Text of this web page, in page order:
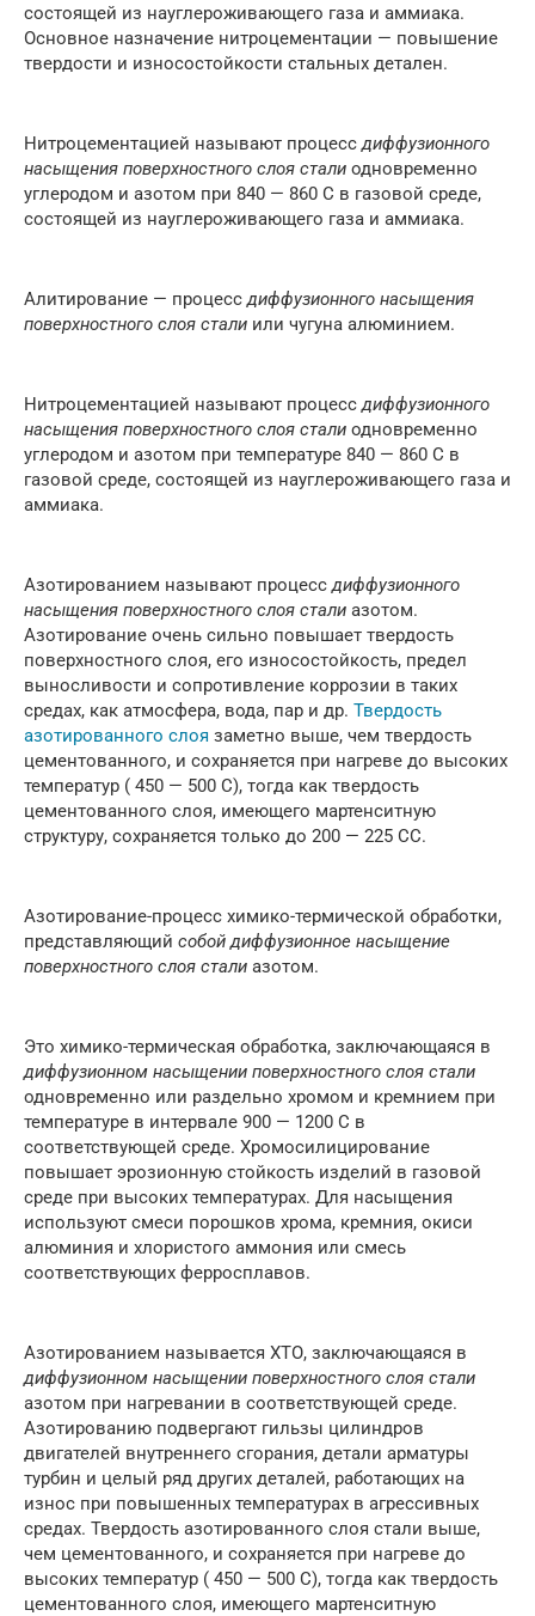
состоящей из науглероживающего газа и аммиака.
Основное назначение нитроцементации — повышение
твердости и износостойкости стальных детален.
Нитроцементацией называют процессдиффузионного
насыщения поверхностного слоя стали одновременно
углеродом и азотом при 840 — 860 С в газовой среде,
состоящей из науглероживающего газа и аммиака.
Алитирование — процессдиффузионного насыщения
поверхностного слоя стали или чугуна алюминием.
Нитроцементацией называют процессдиффузионного
насыщения поверхностного слоя стали одновременно
углеродом и азотом при температуре 840 — 860 С в
газовой среде, состоящей из науглероживающего газа и
аммиака.
Азотированием называют процессдиффузионного
насыщения поверхностного слоя стали азотом.
Азотирование очень сильно повышает твердость
поверхностного слоя, его износостойкость, предел
выносливости и сопротивление коррозии в таких
средах, как атмосфера, вода, пар и др. Твердость
азотированного слоя заметно выше, чем твердость
цементованного, и сохраняется при нагреве до высоких
температур ( 450 — 500 С), тогда как твердость
цементованного слоя, имеющего мартенситную
структуру, сохраняется только до 200 — 225 СС.
Азотирование-процесс химико-термической обработки,
представляющий собой диффузионное насыщение
поверхностного слоя стали азотом.
Это химико-термическая обработка, заключающаяся в
диффузионном насыщении поверхностного слоя стали
одновременно или раздельно хромом и кремнием при
температуре в интервале 900 — 1200 С в
соответствующей среде. Хромосилицирование
повышает эрозионную стойкость изделий в газовой
среде при высоких температурах. Для насыщения
используют смеси порошков хрома, кремния, окиси
алюминия и хлористого аммония или смесь
соответствующих ферросплавов.
Азотированием называется ХТО, заключающаяся в
диффузионном насыщении поверхностного слоя стали
азотом при нагревании в соответствующей среде.
Азотированию подвергают гильзы цилиндров
двигателей внутреннего сгорания, детали арматуры
турбин и целый ряд других деталей, работающих на
износ при повышенных температурах в агрессивных
средах. Твердость азотированного слоя стали выше,
чем цементованного, и сохраняется при нагреве до
высоких температур ( 450 — 500 С), тогда как твердость
цементованного слоя, имеющего мартенситную